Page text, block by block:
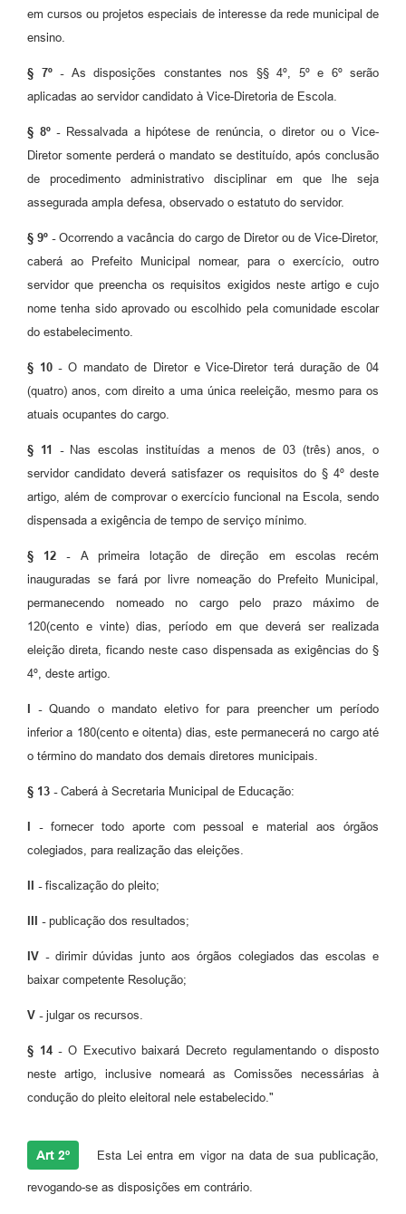
em cursos ou projetos especiais de interesse da rede municipal de
ensino.
§ 7º - As disposições constantes nos §§ 4º, 5º e 6º serão
aplicadas ao servidor candidato à Vice-Diretoria de Escola.
§ 8º - Ressalvada a hipótese de renúncia, o diretor ou o Vice-
Diretor somente perderá o mandato se destituído, após conclusão
de procedimento administrativo disciplinar em que lhe seja
assegurada ampla defesa, observado o estatuto do servidor.
§ 9º -Ocorrendo a vacância do cargo de Diretor ou de Vice-Diretor,
caberá ao Prefeito Municipal nomear, para o exercício, outro
servidor que preencha os requisitos exigidos neste artigo e cujo
nome tenha sido aprovado ou escolhido pela comunidade escolar
do estabelecimento.
§ 10 - O mandato de Diretor e Vice-Diretor terá duração de 04
(quatro) anos, com direito a uma única reeleição, mesmo para os
atuais ocupantes do cargo.
§ 11 - Nas escolas instituídas a menos de 03 (três) anos, o
servidor candidato deverá satisfazer os requisitos do § 4º deste
artigo, além de comprovar o exercício funcional na Escola, sendo
dispensada a exigência de tempo de serviço mínimo.
§ 12 - A primeira lotação de direção em escolas recém
inauguradas se fará por livre nomeação do Prefeito Municipal,
permanecendo nomeado no cargo pelo prazo máximo de
120(cento e vinte) dias, período em que deverá ser realizada
eleição direta, ficando neste caso dispensada as exigências do §
4º, deste artigo.
I -Quando o mandato eletivo for para preencher um período
inferior a 180(cento e oitenta) dias, este permanecerá no cargo até
o término do mandato dos demais diretores municipais.
§ 13 - Caberá à Secretaria Municipal de Educação:
I -fornecer todo aporte com pessoal e material aos órgãos
colegiados, para realização das eleições.
II -fiscalização do pleito;
III -publicação dos resultados;
IV -dirimir dúvidas junto aos órgãos colegiados das escolas e
baixar competente Resolução;
V -julgar os recursos.
§ 14 - O Executivo baixará Decreto regulamentando o disposto
neste artigo, inclusive nomeará as Comissões necessárias à
condução do pleito eleitoral nele estabelecido."
Art 2º Esta Lei entra em vigor na data de sua publicação,
revogando-se as disposições em contrário.